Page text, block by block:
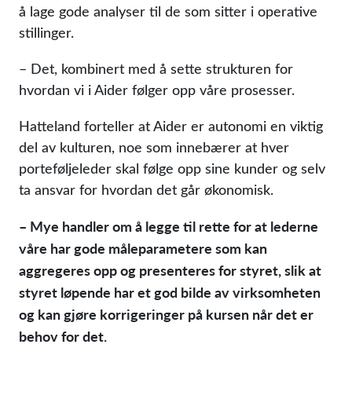
å lage gode analyser til de som sitter i operative
stillinger.
– Det, kombinert med å sette strukturen for
hvordan vi i Aider følger opp våre prosesser.
Hatteland forteller at Aider er autonomi en viktig
del av kulturen, noe som innebærer at hver
porteføljeleder skal følge opp sine kunder og selv
ta ansvar for hvordan det går økonomisk.
– Mye handler om å legge til rette for at lederne
våre har gode måleparametere som kan
aggregeres opp og presenteres for styret, slik at
styret løpende har et god bilde av virksomheten
og kan gjøre korrigeringer på kursen når det er
behov for det.